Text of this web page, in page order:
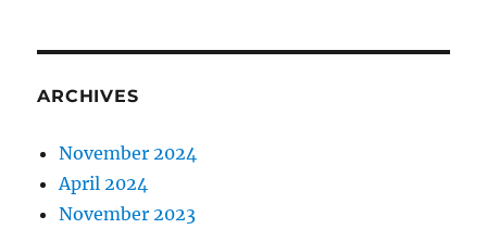
ARCHIVES
November 2024
April 2024
November 2023